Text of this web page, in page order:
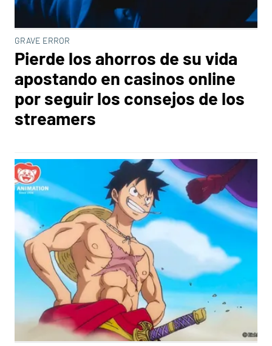
GRAVE ERROR
Pierde los ahorros de su vida
apostando en casinos online
por seguir los consejos de los
streamers